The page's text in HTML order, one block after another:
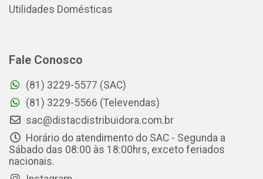
Utilidades Domésticas
Fale Conosco
(81) 3229-5577 (SAC)
(81) 3229-5566 (Televendas)
sac@distacdistribuidora.com.br
Horário do atendimento do SAC - Segunda a
Sábado das 08:00 às 18:00hrs, exceto feriados
nacionais.